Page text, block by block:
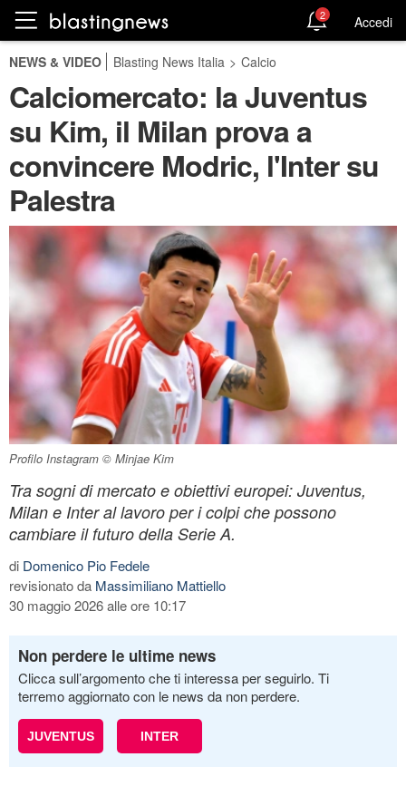
2 Accedi
NEWS & VIDEO Blasting News Italia > Calcio
Calciomercato: la Juventus
su Kim, il Milan prova a
convincere Modric, l'Inter su
Palestra
Profilo Instagram © Minjae Kim
Tra sogni di mercato e obiettivi europei: Juventus,
Milan e Inter al lavoro per i colpi che possono
cambiare il futuro della Serie A.
di Domenico Pio Fedele
revisionato da Massimiliano Mattiello
30 maggio 2026 alle ore 10:17
Non perdere le ultime news
Clicca sull’argomento che ti interessa per seguirlo. Ti
terremo aggiornato con le news da non perdere.
JUVENTUS INTER